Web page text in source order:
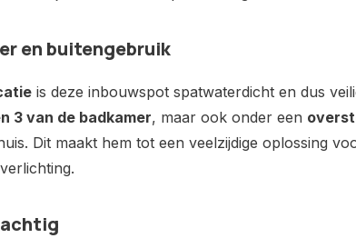
en buitengebruik
is deze inbouwspot spatwaterdicht en dus
3 van de badkamer, maar ook onder een
Dit maakt hem tot een veelzijdige oplossing